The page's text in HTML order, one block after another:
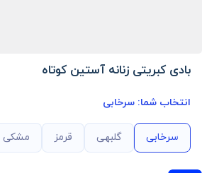
بادی کبریتی زنانه آستین کوتاه
انتخاب شما: سرخابی
سرخابی گلبهی قرمز مشکی